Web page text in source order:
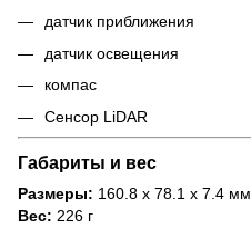
датчик приближения
датчик освещения
компас
Сенсор LiDAR
Габариты и вес
Размеры: 160.8 x 78.1 x 7.4 мм
Вес: 226 г